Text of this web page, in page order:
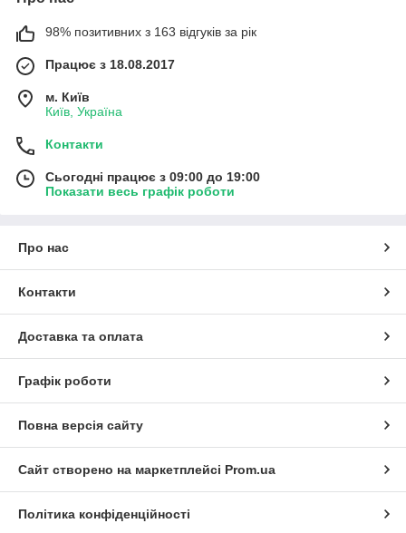
98% позитивних з 163 відгуків за рік
Працює з 18.08.2017
м. Київ
Київ, Україна
Контакти
Сьогодні працює з 09:00 до 19:00
Показати весь графік роботи
Про нас
Контакти
Доставка та оплата
Графік роботи
Повна версія сайту
Сайт створено на маркетплейсі Prom.ua
Політика конфіденційності